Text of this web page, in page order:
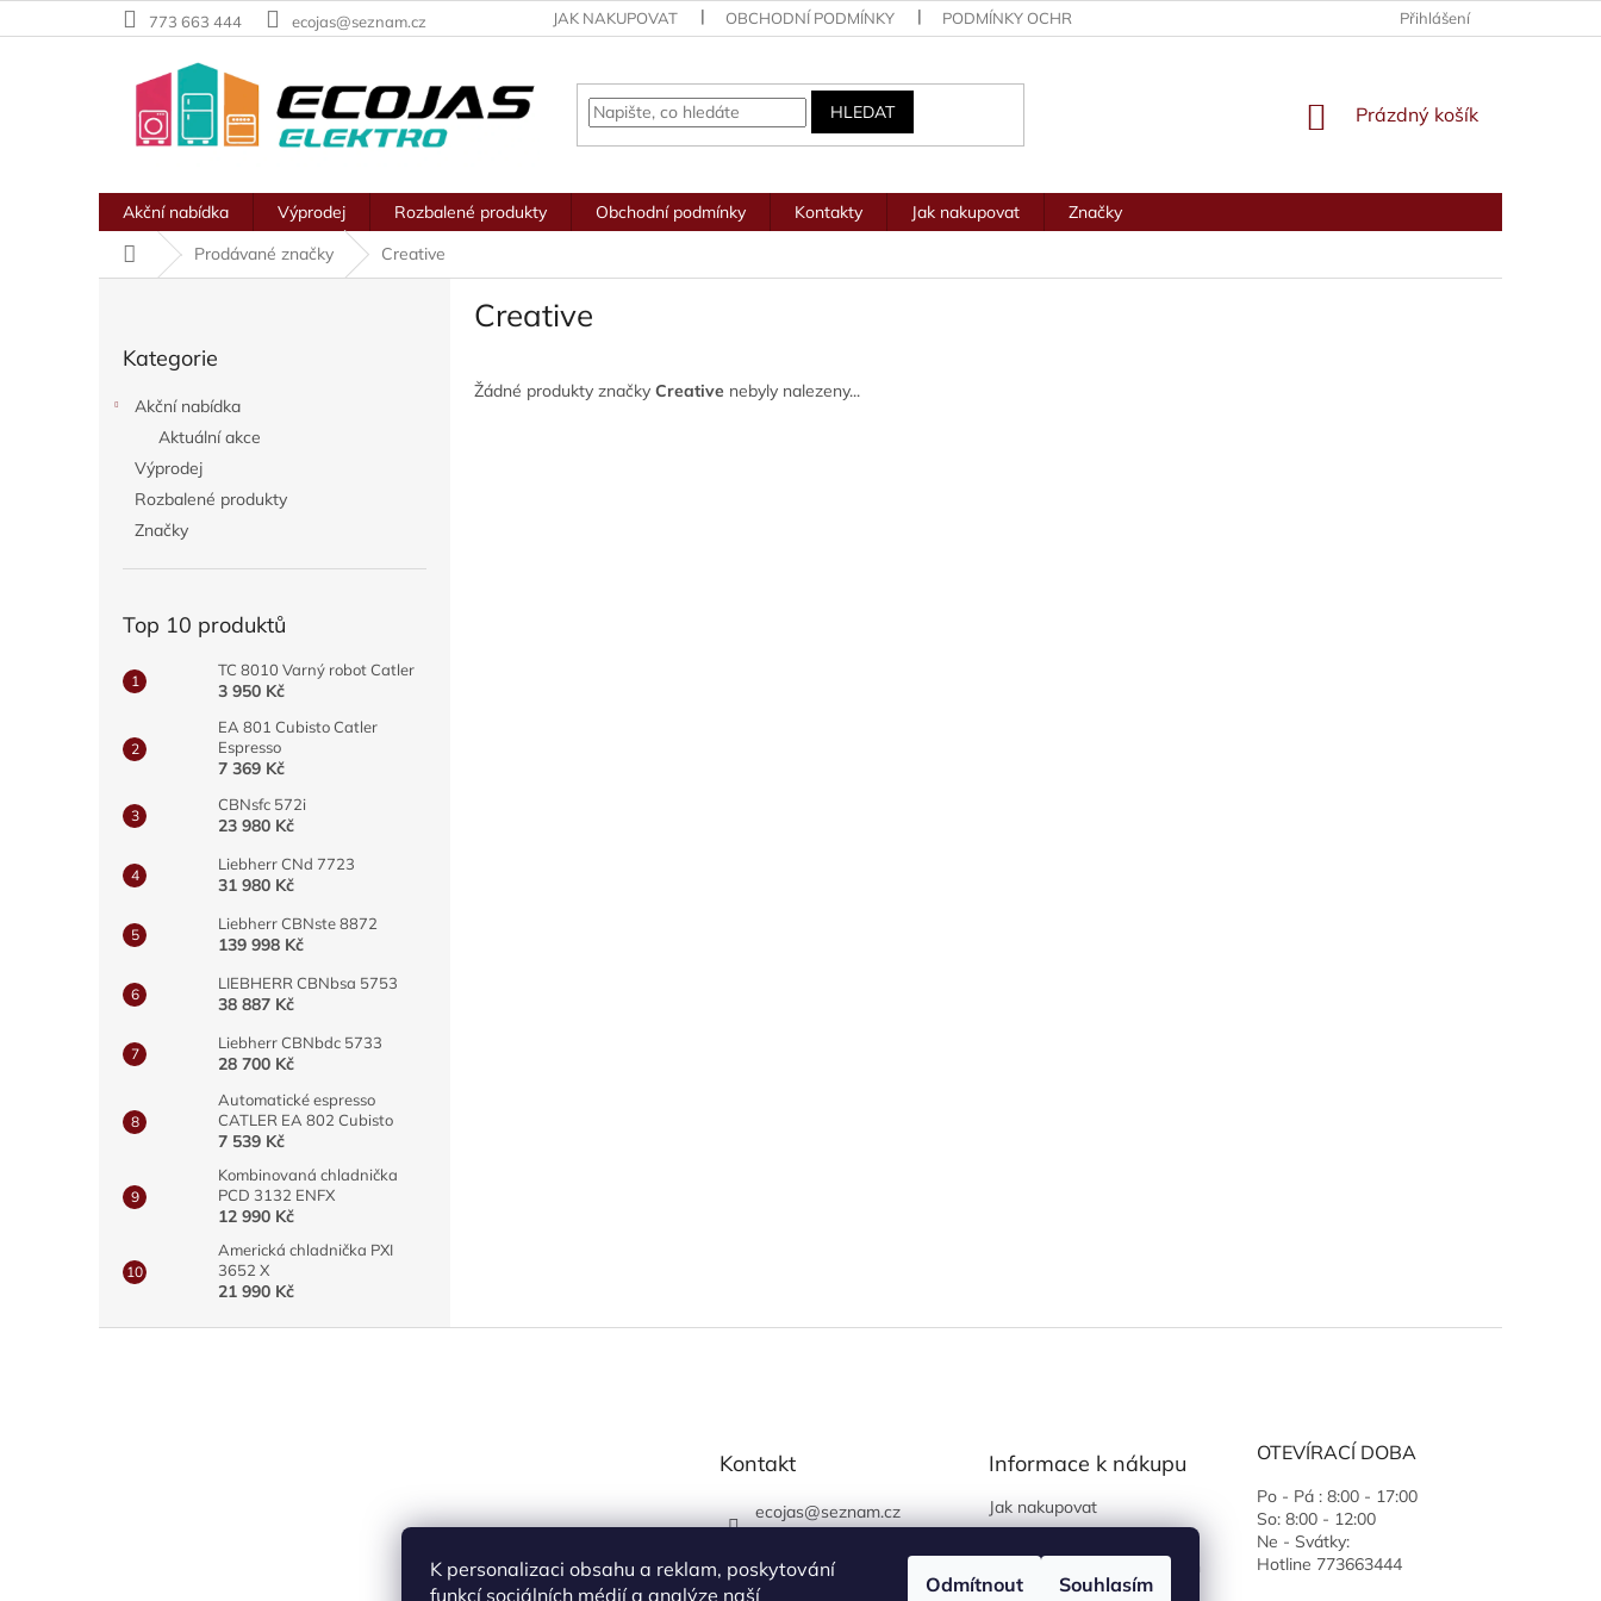
K personalizaci obsahu a reklam, poskytování
funkcí sociálních médií a analýze naší
Odmítnout Souhlasím
na
773 663 444 ecojas@seznam.cz JAK NAKUPOVAT OBCHODNÍ PODMÍNKY PODMÍNKY OCHRANY OSOBNÍCH ÚDAJŮ Přihlášení
HLEDAT
NÁKUPNÍ
Prázdný košík
Akční nabídka Výprodej Rozbalené produkty Obchodní podmínky Kontakty Jak nakupovat
Značky
Domů
Prodávané značky Creative
kategorie
Kategorie
Akční nabídka
Aktuální akce
Výprodej
Rozbalené produkty
Značky
Top 10 produktů
TC 8010 Varný robot Catler
3 950 Kč
EA 801 Cubisto Catler
Espresso
7 369 Kč
CBNsfc 572i
23 980 Kč
Liebherr CNd 7723
31 980 Kč
Liebherr CBNste 8872
139 998 Kč
LIEBHERR CBNbsa 5753
38 887 Kč
Liebherr CBNbdc 5733
28 700 Kč
Automatické espresso
CATLER EA 802 Cubisto
7 539 Kč
Kombinovaná chladnička
PCD 3132 ENFX
12 990 Kč
Americká chladnička PXI
3652 X
21 990 Kč
Creative
Žádné produkty značky Creative nebyly nalezeny...
Kontakt
ecojas@seznam.cz
730 444 400 (prodejna
Informace k nákupu
Jak nakupovat
Podmínky ochrany osobních
údajů
OTEVÍRACÍ DOBA
Po - Pá : 8:00 - 17:00
So: 8:00 - 12:00
Ne - Svátky:
Hotline 773663444